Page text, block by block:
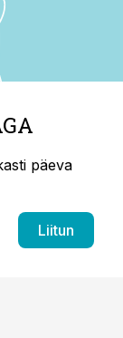
päeva
Liitun